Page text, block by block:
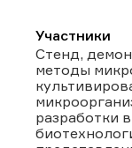
Участники
Стенд,
методы
разработки